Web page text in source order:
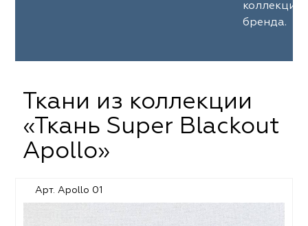
коллекции
бренда.
Ткани из коллекции
«Ткань Super Blackout
Apollo»
Арт. Apollo 01